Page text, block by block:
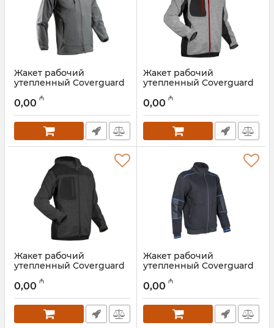
Жакет рабочий
утепленный Coverguard
Артикул:
0,00 ₼
Жакет рабочий
утепленный Coverguard
Артикул:
0,00 ₼
Жакет рабочий
утепленный Coverguard
Артикул:
0,00 ₼
Жакет рабочий
утепленный Coverguard
Артикул:
0,00 ₼